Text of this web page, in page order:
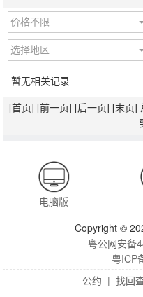
价格不限
选择地区
暂无相关记录
[首页] [前一页] [后一页] [末页]
电脑版
Copyright ©
粤公网安备
粤ICP
公约 | 找回